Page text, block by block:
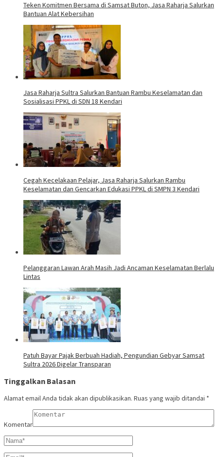
Teken Komitmen Bersama di Samsat Buton, Jasa Raharja Salurkan
Bantuan Alat Kebersihan
Jasa Raharja Sultra Salurkan Bantuan Rambu Keselamatan dan
Sosialisasi PPKL di SDN 18 Kendari
Cegah Kecelakaan Pelajar, Jasa Raharja Salurkan Rambu
Keselamatan dan Gencarkan Edukasi PPKL di SMPN 3 Kendari
Pelanggaran Lawan Arah Masih Jadi Ancaman Keselamatan Berlalu
Lintas
Patuh Bayar Pajak Berbuah Hadiah, Pengundian Gebyar Samsat
Sultra 2026 Digelar Transparan
Tinggalkan Balasan
Alamat email Anda tidak akan dipublikasikan. Ruas yang wajib ditandai *
Komentar